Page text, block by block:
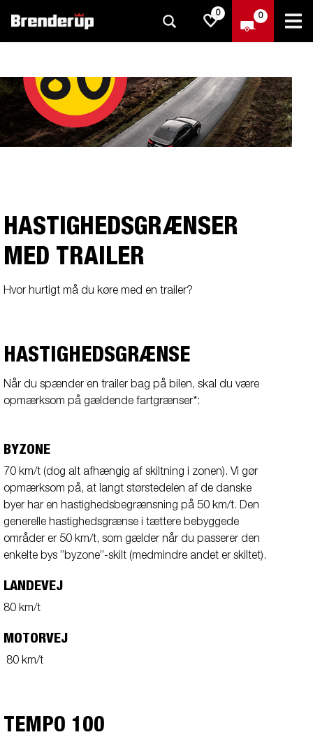
0 0
HASTIGHEDSGRÆNSER
MED TRAILER
Hvor hurtigt må du køre med en trailer?
HASTIGHEDSGRÆNSE
Når du spænder en trailer bag på bilen, skal du være
opmærksom på gældende fartgrænser*:
BYZONE
70 km/t (dog alt afhængig af skiltning i zonen). Vi gør
opmærksom på, at langt størstedelen af de danske
byer har en hastighedsbegrænsning på 50 km/t. Den
generelle hastighedsgrænse i tættere bebyggede
områder er 50 km/t, som gælder når du passerer den
enkelte bys ”byzone”-skilt (medmindre andet er skiltet).
LANDEVEJ
80 km/t
MOTORVEJ
80 km/t
TEMPO 100